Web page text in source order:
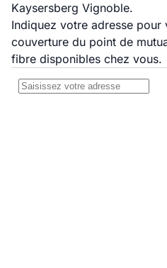
Kaysersberg Vignoble.
Indiquez votre adresse pour
couverture du point de
fibre disponibles chez vous.